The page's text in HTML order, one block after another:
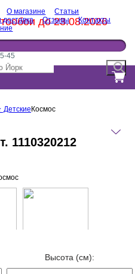
до 23.08.2026
О магазине
Статьи
Отзывы
Контакты
45
Детские Космос
1110320212
Высота (см):